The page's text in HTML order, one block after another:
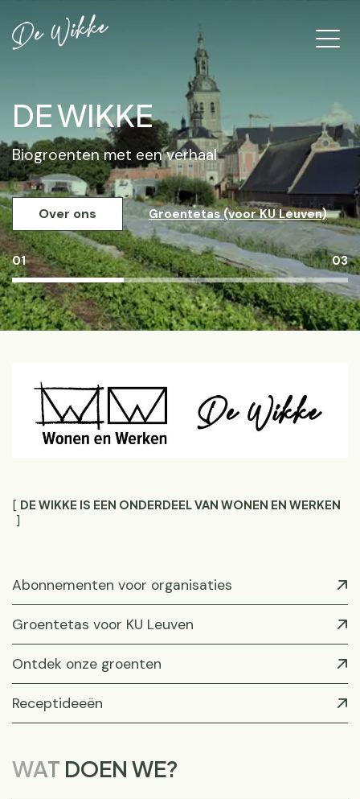
DE WIKKE
Biogroenten met een verhaal
Over ons Groentetas (voor KU Leuven)
01 03
DE WIKKE IS EEN ONDERDEEL VAN WONEN EN WERKEN
Abonnementen voor organisaties
Groentetas voor KU Leuven
Ontdek onze groenten
Receptideeën
WAT DOEN WE?